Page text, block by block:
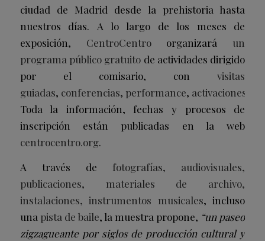
ciudad de Madrid desde la prehistoria hasta
nuestros días. A lo largo de los meses de
exposición, CentroCentroorganizará un
programa público gratuito de actividades dirigido
por el comisario, convisitas
guiadas, conferencias, performance, activaciones
Toda la información, fechas y procesos de
inscripción están publicadas en la web
centrocentro.org.
A través de fotografías, audiovisuales,
publicaciones, materiales de archivo,
instalaciones, instrumentos musicales, incluso
una pista de baile, la muestra propone, “un paseo
zigzagueante por siglos de producción cultural y